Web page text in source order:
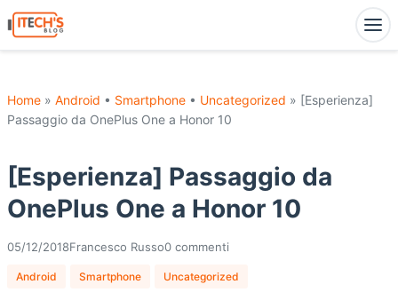
Home » Android • Smartphone • Uncategorized » [Esperienza]
Passaggio da OnePlus One a Honor 10
[Esperienza] Passaggio da
OnePlus One a Honor 10
05/12/2018Francesco Russo0 commenti
Android Smartphone Uncategorized